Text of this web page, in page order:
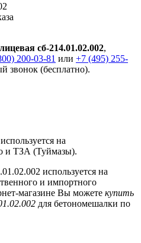
сб-214.01.02.002,
200-03-81 или +7 (495) 255-
звонок (бесплатно).
на
и ТЗА (Туймазы).
используется на
и импортного
магазине Вы можете купить
для бетономешалки по